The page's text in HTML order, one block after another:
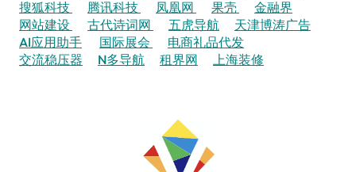
搜狐科技
腾讯科技 凤凰网 果壳
金融界
网站建设
古代诗词网 五虎导航
天津博涛广告
AI应用助手
国际展会
电商礼品代发
交流稳压器
N多导航 租界网 上海装修